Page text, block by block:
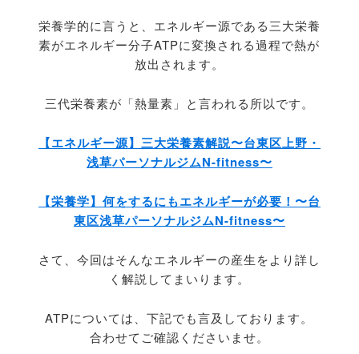
栄養学的に言うと、エネルギー源である三大栄養
素がエネルギー分子ATPに変換される過程で熱が
放出されます。
三代栄養素が「熱量素」と言われる所以です。
【エネルギー源】三大栄養素解説〜台東区上野・
浅草パーソナルジムN-fitness〜
【栄養学】何をするにもエネルギーが必要！〜台
東区浅草パーソナルジムN-fitness〜
さて、今回はそんなエネルギーの産生をより詳し
く解説してまいります。
ATPについては、下記でも言及しております。
合わせてご確認くださいませ。